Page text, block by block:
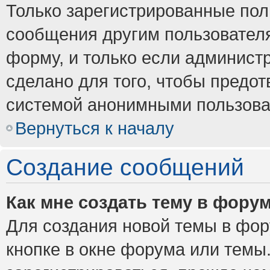
Только зарегистрированные
сообщения другим
форму, и только если
сделано для того, чтобы
системой анонимными
Вернуться к началу
Создание сообщений
Как мне создать тему в
Для создания новой темы в
кнопке в окне форума или